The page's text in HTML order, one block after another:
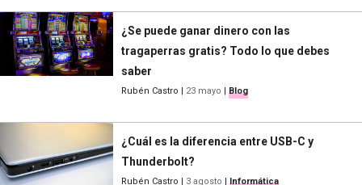
¿Se puede ganar dinero con las
tragaperras gratis? Todo lo que debes
saber
Rubén Castro 23 mayo Blog
¿Cuál es la diferencia entre USB-C y
Thunderbolt?
Rubén Castro 3 agosto Informática